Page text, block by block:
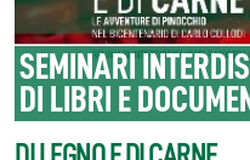
SEMINARI
DI LIBRI E